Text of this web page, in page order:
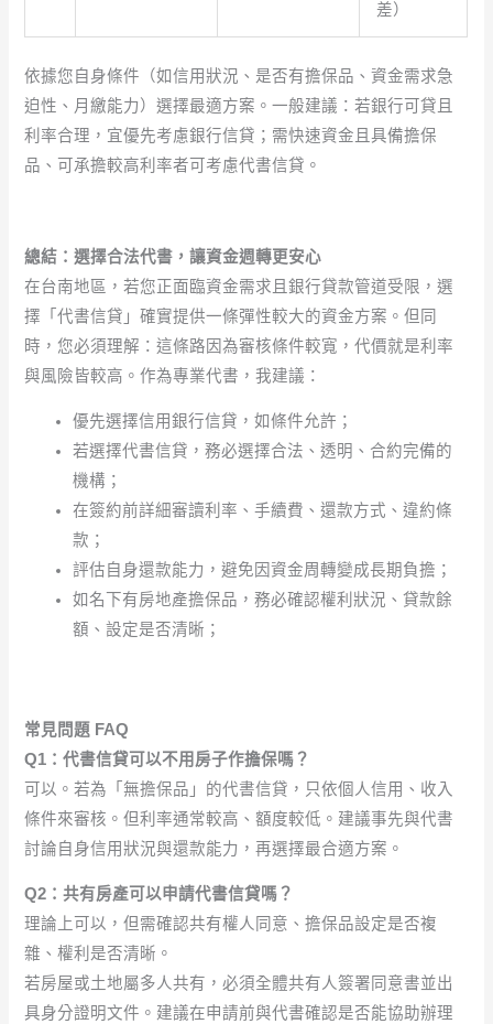
差）
依據您自身條件（如信用狀況、是否有擔保品、資金需求急
迫性、月繳能力）選擇最適方案。一般建議：若銀行可貸且
利率合理，宜優先考慮銀行信貸；需快速資金且具備擔保
品、可承擔較高利率者可考慮代書信貸。
總結：選擇合法代書，讓資金週轉更安心
在台南地區，若您正面臨資金需求且銀行貸款管道受限，選
擇「代書信貸」確實提供一條彈性較大的資金方案。但同
時，您必須理解：這條路因為審核條件較寬，代價就是利率
與風險皆較高。作為專業代書，我建議：
優先選擇信用銀行信貸，如條件允許；
若選擇代書信貸，務必選擇合法、透明、合約完備的
機構；
在簽約前詳細審讀利率、手續費、還款方式、違約條
款；
評估自身還款能力，避免因資金周轉變成長期負擔；
如名下有房地產擔保品，務必確認權利狀況、貸款餘
額、設定是否清晰；
常見問題 FAQ
Q1：代書信貸可以不用房子作擔保嗎？
可以。若為「無擔保品」的代書信貸，只依個人信用、收入
條件來審核。但利率通常較高、額度較低。建議事先與代書
討論自身信用狀況與還款能力，再選擇最合適方案。
Q2：共有房產可以申請代書信貸嗎？
理論上可以，但需確認共有權人同意、擔保品設定是否複
雜、權利是否清晰。
若房屋或土地屬多人共有，必須全體共有人簽署同意書並出
具身分證明文件。建議在申請前與代書確認是否能協助辦理